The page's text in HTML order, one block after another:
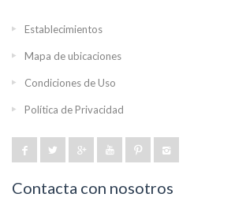
Establecimientos
Mapa de ubicaciones
Condiciones de Uso
Política de Privacidad
Contacta con nosotros